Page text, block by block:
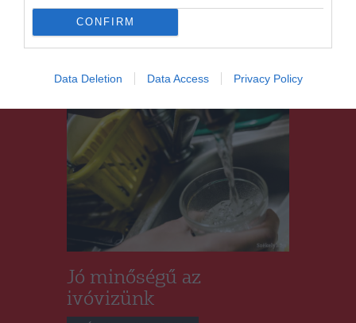
CONFIRM
Data Deletion Data Access Privacy Policy
Alternatív megoldásokat
keresnek a kisboltok
Jó minőségű az
ivóvizünk